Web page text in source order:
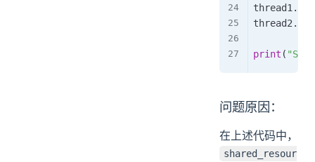
thread1.
thread2.
print (
问题原因：
在上述代码中，
shared_resour